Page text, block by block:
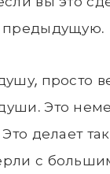
предыдущую.
просто
Это
делает
с